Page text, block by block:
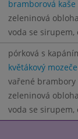
bramborová kaše
zeleninová
voda se sirupem,
pórková s
květákový
vařené brambory
zeleninová
voda se sirupem,